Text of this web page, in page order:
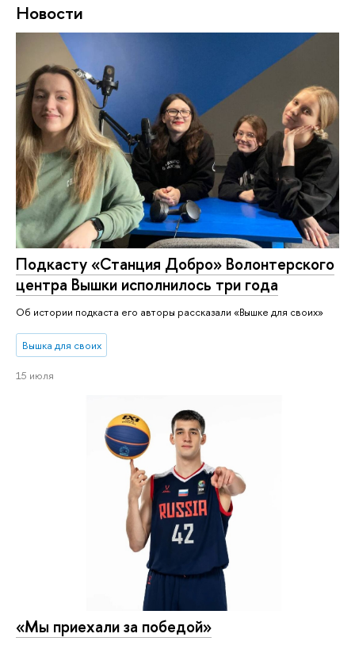
Новости
Подкасту «Станция Добро» Во­лон­тер­ско­го
центра Вышки исполнилось три года
Об истории подкаста его авторы рассказали «Вышке для своих»
Вышка для своих
15 июля
«Мы приехали за победой»